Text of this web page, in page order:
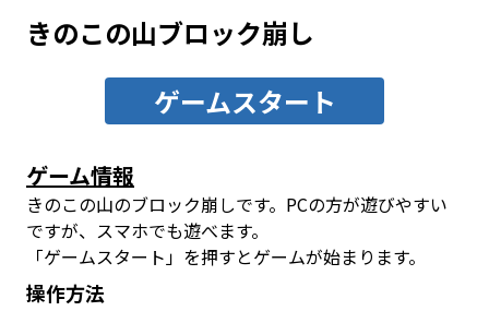
きのこの山ブロック崩し
ゲームスタート
ゲーム情報
きのこの山のブロック崩しです。PCの方が遊びやすい
ですが、スマホでも遊べます。
「ゲームスタート」を押すとゲームが始まります。
操作方法